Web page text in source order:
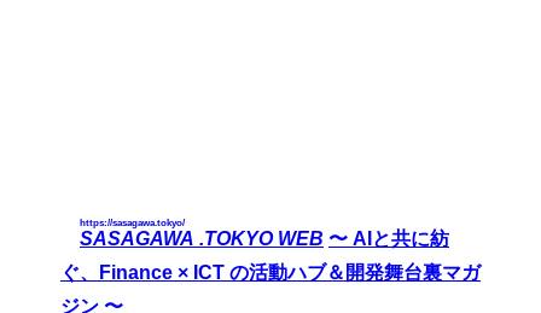
SASAGAWA .TOKYO WEB
https://sasagawa.tokyo/
〜 AIと共に紡
ぐ、Finance × ICT の活動ハブ＆開発舞台裏マガ
ジン 〜